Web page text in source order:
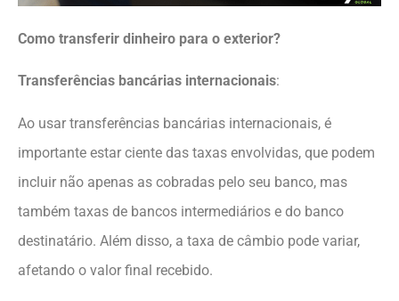
Como transferir dinheiro para o exterior?
Transferências bancárias internacionais:
Ao usar transferências bancárias internacionais, é
importante estar ciente das taxas envolvidas, que podem
incluir não apenas as cobradas pelo seu banco, mas
também taxas de bancos intermediários e do banco
destinatário. Além disso, a taxa de câmbio pode variar,
afetando o valor final recebido.